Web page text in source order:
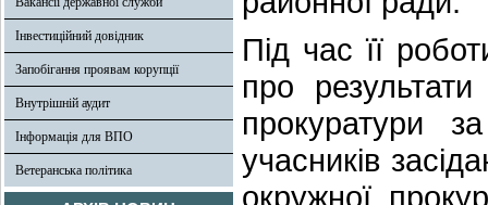
Інвестиційний довідник
Запобігання проявам корупції
Внутрішній аудит
Інформація для ВПО
Ветеранська політика
Під час її
про
прокуратури
учасників
окружної